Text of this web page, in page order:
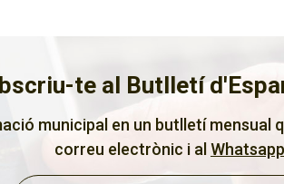
te al Butlletí
municipal en un butlletí mensual
correu electrònic i al Whatsapp